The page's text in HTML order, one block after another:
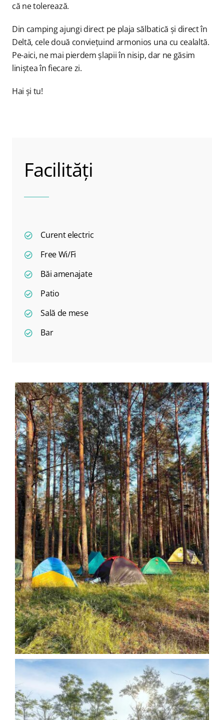
că ne tolerează.
Din camping ajungi direct pe plaja sălbatică și direct în
Deltă, cele două conviețuind armonios una cu cealaltă.
Pe-aici, ne mai pierdem șlapii în nisip, dar ne găsim
liniștea în fiecare zi.
Hai și tu!
Facilități
Curent electric
Free Wi/Fi
Băi amenajate
Patio
Sală de mese
Bar